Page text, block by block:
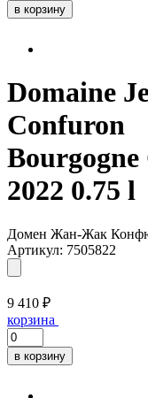
в корзину
Domaine
Confuron
Bourgogne
2022 0.75 l
Домен Жан-Жак
Артикул: 7505822
9 410 ₽
корзина
в корзину